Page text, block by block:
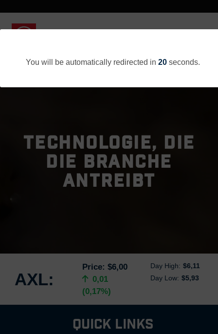
You will be automatically redirected in 20seconds.
TECHNOLOGIE, DIE
DIE BRANCHE
ANTREIBT
AXL:
Price: $6,00 Day High: $6,11
0,01
(0,17%)
Day Low: $5,93
Quick Links